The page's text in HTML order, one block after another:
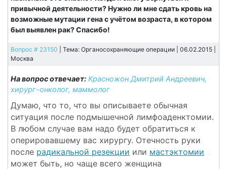
привычной деятельности? Нужно ли мне сдать кровь на
возможные мутации гена с учётом возраста, в котором
был выявлен рак? Спасибо!
Вопрос # 23150 | Тема: Органосохраняющие операции | 06.02.2015 |
Москва
На вопрос отвечает: Красножон Дмитрий Андреевич,
хирург-онколог, маммолог
Думаю, что то, что вы описываете обычная
ситуация после подмышечной лимфоаденктомии.
В любом случае вам надо будет обратиться к
оперировавшему вас хирургу. Отечность руки
после радикальной резекции или мастэктомии
может быть, но чаще всего женщина